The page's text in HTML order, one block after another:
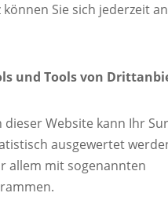
Sie sich jederzeit
und Tools von
dieser Website kann Ihr
ausgewertet
allem mit sogenannten